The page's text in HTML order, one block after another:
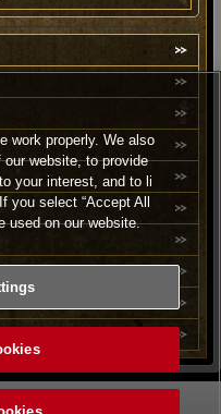
work properly. We also
website, to provide
your interest, and to li
you select “Accept All
used on our website.